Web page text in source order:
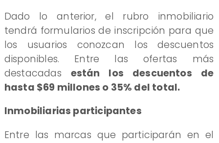
Dado lo anterior, el rubro inmobiliario
tendrá formularios de inscripción para que
los usuarios conozcan los descuentos
disponibles. Entre las ofertas más
destacadas están los descuentos de
hasta $69 millones o 35% del total.
Inmobiliarias participantes
Entre las marcas que participarán en el